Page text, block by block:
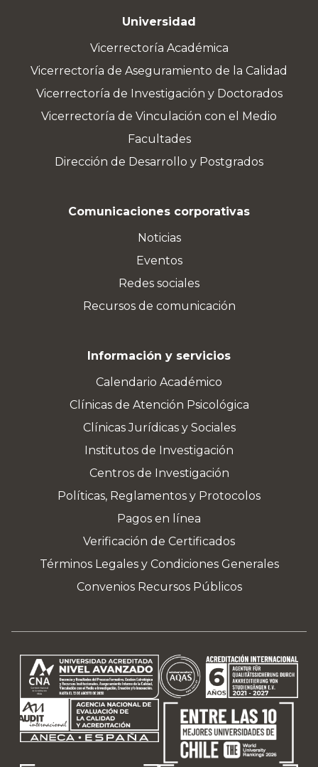
Universidad
Vicerrectoría Académica
Vicerrectoría de Aseguramiento de la Calidad
Vicerrectoría de Investigación y Doctorados
Vicerrectoría de Vinculación con el Medio
Facultades
Dirección de Desarrollo y Postgrados
Comunicaciones corporativas
Noticias
Eventos
Redes sociales
Recursos de comunicación
Información y servicios
Calendario Académico
Clínicas de Atención Psicológica
Clínicas Jurídicas y Sociales
Institutos de Investigación
Centros de Investigación
Políticas, Reglamentos y Protocolos
Pagos en línea
Verificación de Certificados
Términos Legales y Condiciones Generales
Convenios Recursos Públicos